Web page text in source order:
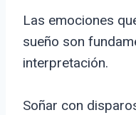
Las emociones
sueño son
interpretación.
Soñar con